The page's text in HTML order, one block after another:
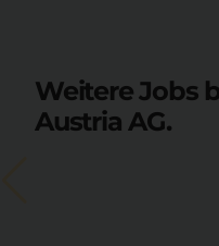
Weitere Jobs
Austria AG.